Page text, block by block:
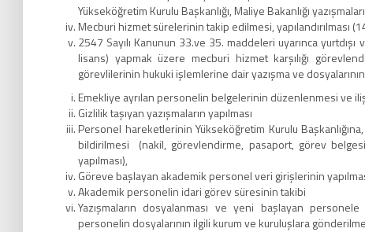
Yükseköğretim Kurulu Başkanlığı, Maliye Bakanlığı yazışmaları
Mecburi hizmet sürelerinin takip edilmesi, yapılandırılması
2547 Sayılı Kanunun 33.ve 35. maddeleri uyarınca
lisans) yapmak üzere mecburi hizmet karşılığı
görevlilerinin hukuki işlemlerine dair yazışma ve dosyalarının
Emekliye ayrılan personelin belgelerinin düzenlenmesi ve
Gizlilik taşıyan yazışmaların yapılması
Personel hareketlerinin Yükseköğretim Kurulu
bildirilmesi (nakil, görevlendirme, pasaport, görev
yapılması),
Göreve başlayan akademik personel veri girişlerinin
Akademik personelin idari görev süresinin takibi
Yazışmaların dosyalanması ve yeni başlayan
personelin dosyalarının ilgili kurum ve kuruluşlara